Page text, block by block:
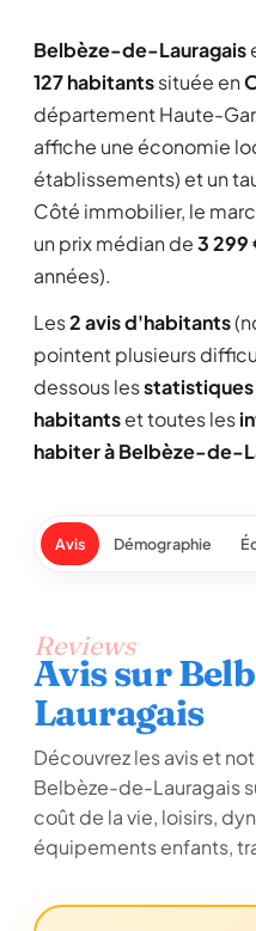
Belbèze-de-Lauragais
127 habitantssituée en
département Haute-
affiche une économie
établissements) et un
Côté immobilier, le
un prix médian de3 299
années).
Les2 avis d'habitants
pointent plusieurs
dessous les
habitantset toutes les
habiter à Belbèze-de-
Avis Démographie
Reviews
Avis sur
Lauragais
Découvrez les avis et
Belbèze-de-Lauragais
coût de la vie, loisirs,
équipements enfants,